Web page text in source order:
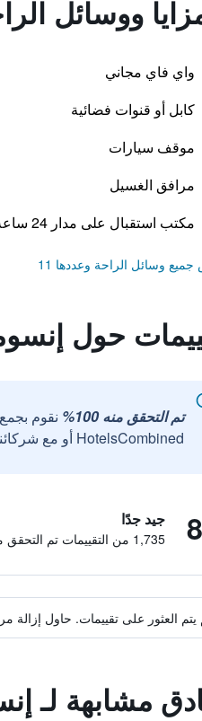
ووسائل
واي فاي مجاني
كابل أو قنوات فضائية
موقف سيارات
مرافق الغسيل
مكتب استقبال على مدار 24 ساعة
وسائل الراحة وعددها 11
حول
تم التحقق منه 100%
نقوم
HotelsCombined أو مع شركائنا الخارجيين الموثوقين.
جيد جدًا
1,735 من التقييمات تم التحقق منها
يتم العثور على تقييمات. حاول
مشابهة لـ